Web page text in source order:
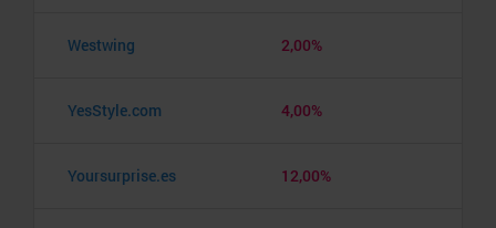
Westwing 2,00%
YesStyle.com 4,00%
Yoursurprise.es 12,00%